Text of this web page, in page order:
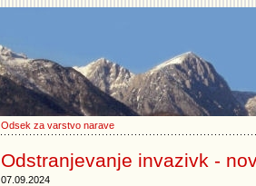
Odsek za varstvo narave
Odstranjevanje invazivk -
07.09.2024